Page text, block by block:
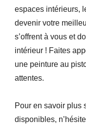
espaces intérieurs,
devenir votre
s’offrent à vous et
intérieur ! Faites
une peinture au
attentes.
Pour en savoir plus
disponibles,